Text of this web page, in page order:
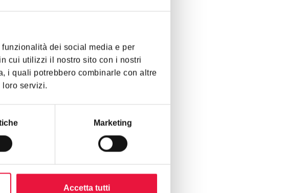
dei social media e per
cui utilizzi il nostro sito con i nostri
i quali potrebbero combinarle con altre
servizi.
Marketing
Accetta tutti